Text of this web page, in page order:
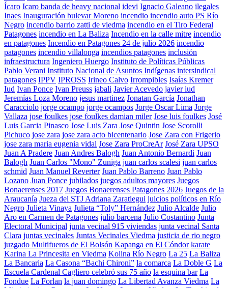
Ícaro Icaro banda de heavy nacional idevi Ignacio Galeano ilegales
Inaes Inauguración bulevar Moreno incendio incendio auto PS Río
Negro incendio barrio zatti de viedma incendio en el Tiro Federal
Patagones incendio en La Baliza Incendio en la calle mitre incendio
en patagones Incendio en Patagones 24 de julio 2026 incendio
patagones incendio villalonga incendios patagones inclusión
infraestructura Ingeniero Huergo Instituto de Políticas Públicas
Pablo Verani Instituto Nacional de Asuntos Indígenas intersindical
patagones IPPV IPROSS Irineo Calvo Irrompibles Isaías Kremer
Iud Ivan Ponce Ivan Preuss jabali Javier Acevedo javier iud
Jeremías Loza Moreno jesus martinez Jonatan García Jonathan
Caracciolo jorge ocampo jorge ocampos Jorge Oscar Lima Jorge
Vallaza jose foulkes jose foulkes damian miler Jose luis foulkes José
Luis Garcia Pinasco Jose Luis Zara Jose Quintin Jose Scorolli
Pichuco jose zara jose zara acto bicentenario Jose Zara con Frigerio
jose zara maria eugenia vidal Jose Zara ProCreAr José Zara UPSO
Juan A Pradere Juan Andres Balogh Juan Antonio Bernardi Juan
Balogh Juan Carlos "Mono" Zuniga juan carlos scalesi juan carlos
schmid Juan Manuel Reverter Juan Pablo Barreno Juan Pablo
Lozano Juan Ponce jubilados juegos adultos mayores Juegos
Bonaerenses 2017 Juegos Bonaerenses Patagones 2026 Juegos de la
Araucanía Jueza del STJ Adriana Zaratiegui juicios políticos en Río
Negro Julieta Vinaya Julieta “Toly” Hernández Julio Alcalde Julio
Aro en Carmen de Patagones julio barcena Julio Costantino Junta
Electoral Municipal junta vecinal 915 viviendas junta vecinal Santa
Clara juntas vecinales Juntas Vecinales Viedma justicia de rio negro
juzgado Multifueros de El Bolsón Kapanga en El Cóndor karate
Karina La Princesita en Viedma Kolina Río Negro La 25 La Baliza
La Bancaria La Casona “Bachi Chironi” la comarca La Doble G La
Escuela Cardenal Cagliero celebró sus 75 año la esquina bar La
Fondue La Forlan la juan domingo La Libertad Avanza Viedma La